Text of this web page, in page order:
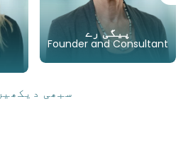
پیگی رے
Founder and Consultant
سبھی